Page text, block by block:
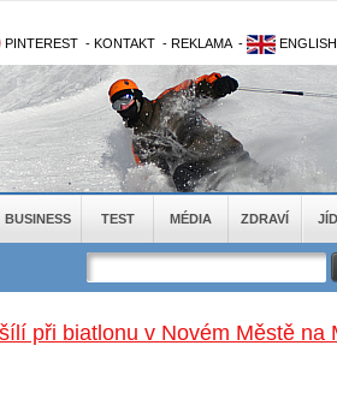
PINTEREST - KONTAKT - REKLAMA - ENGLISH
BUSINESS TEST MÉDIA ZDRAVÍ
při biatlonu v Novém Městě na